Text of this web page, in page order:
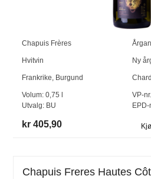
Chapuis Frères
Hvitvin Ny
Frankrike, Burgund
Volum:0,75
Utvalg: BU
VP-
kr 405,90
Chapuis Freres Hautes